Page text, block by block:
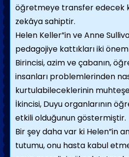
öğretmeye transfer edecek
zekâya sahiptir.
Helen Keller”in ve Anne
pedagojiye kattıkları iki
Birincisi, azim ve çabanın,
insanları problemlerinden
kurtulabileceklerinin
İkincisi, Duyu organlarının
etkili olduğunun göstermiştir.
Bir şey daha var ki Helen”in
tutumu, onu hasta kabul